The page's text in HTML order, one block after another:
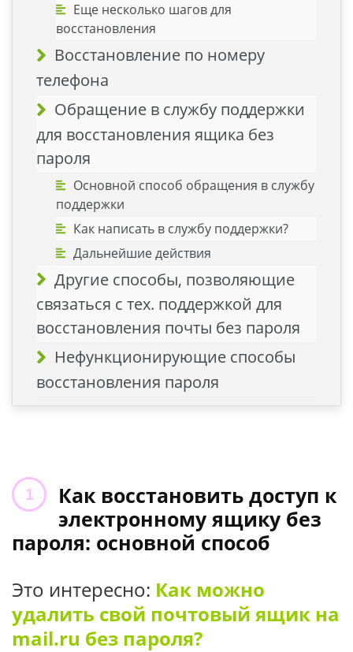
Еще несколько шагов для
восстановления
Восстановление по номеру
телефона
Обращение в службу поддержки
для восстановления ящика без
пароля
Основной способ обращения в службу
поддержки
Как написать в службу поддержки?
Дальнейшие действия
Другие способы, позволяющие
связаться с тех. поддержкой для
восстановления почты без пароля
Нефункционирующие способы
восстановления пароля
Как восстановить доступ к
электронному ящику без
пароля: основной способ
Это интересно: Как можно
удалить свой почтовый ящик на
mail.ru без пароля?